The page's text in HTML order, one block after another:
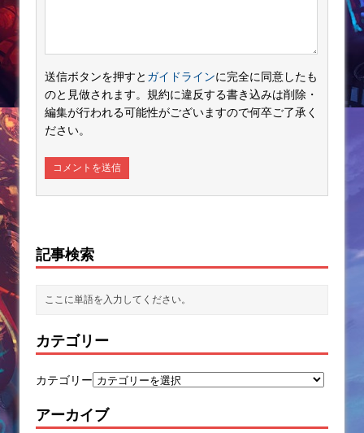
送信ボタンを押すと ガイドラインに完全に同意したも
のと見做されます。規約に違反する書き込みは削除・
編集が行われる可能性がございますので何卒ご了承く
ださい。
記事検索
カテゴリー
カテゴリー
アーカイブ